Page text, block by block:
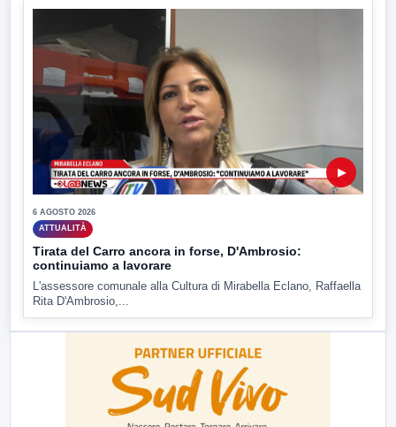
▶
6 AGOSTO 2026
ATTUALITÀ
Tirata del Carro ancora in forse, D'Ambrosio:
continuiamo a lavorare
L'assessore comunale alla Cultura di Mirabella Eclano, Raffaella
Rita D'Ambrosio,...